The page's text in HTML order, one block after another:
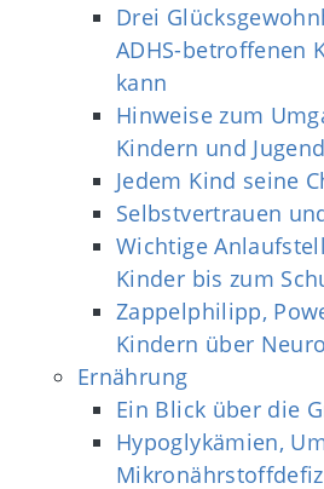
Drei
ADHS-betroffenen
kann
Hinweise zum
Kindern und
Jedem Kind seine
Selbstvertrauen
Wichtige
Kinder bis zum
Zappelphilipp,
Kindern über
Ernährung
Ein Blick über die
Hypoglykämien,